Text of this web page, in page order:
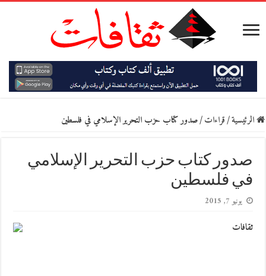
الرئيسية/قراءات/صدور كتاب حزب التحرير الإسلامي في فلسطين
صدور كتاب حزب التحرير الإسلامي
في فلسطين
يونيو 7, 2015
ثقافات